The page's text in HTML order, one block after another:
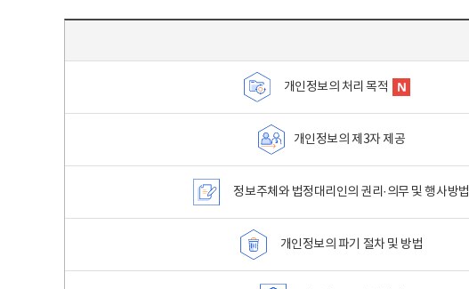
개인정보의 처리 목적
개인정보의 제3자 제공
정보주체와 법정대리인의 권리·의무 및 행사방법
개인정보의 파기 절차 및 방법